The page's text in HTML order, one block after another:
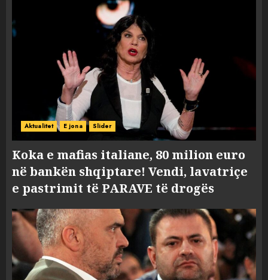
Aktualitet E jona Slider
Koka e mafias italiane, 80 milion euro
në bankën shqiptare! Vendi, lavatriçe
e pastrimit të PARAVE të drogës